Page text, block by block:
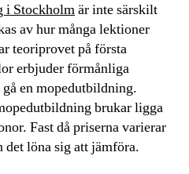
i Stockholmär inte särskilt
av hur många lektioner
teoriprovet på första
erbjuder förmånliga
en mopedutbildning.
brukar ligga
Fast då priserna varierar
löna sig att jämföra.